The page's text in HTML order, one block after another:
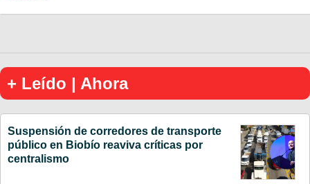
+ Leído | Ahora
Suspensión de corredores de transporte
público en Biobío reaviva críticas por
centralismo